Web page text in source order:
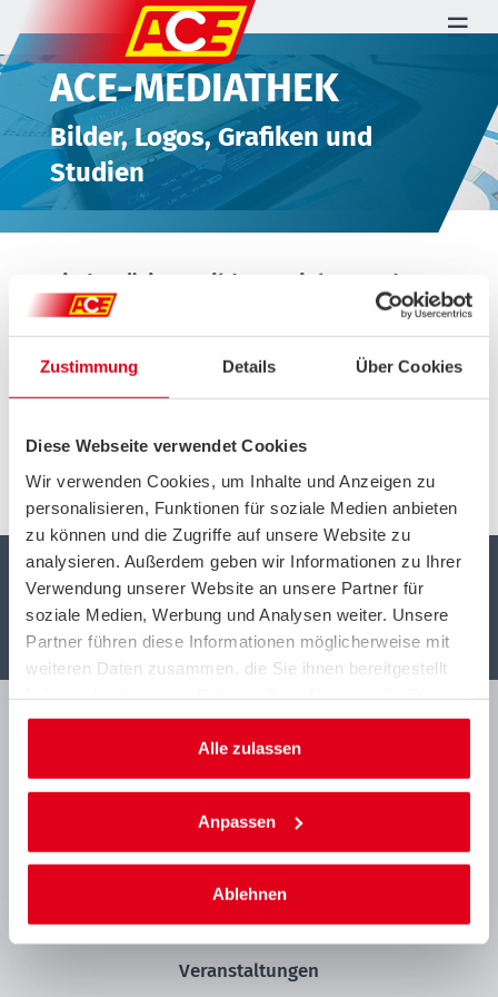
Zustimmung Details Über Cookies
Diese Webseite verwendet Cookies
Wir verwenden Cookies, um Inhalte und Anzeigen zu
personalisieren, Funktionen für soziale Medien anbieten
zu können und die Zugriffe auf unsere Website zu
analysieren. Außerdem geben wir Informationen zu Ihrer
Verwendung unserer Website an unsere Partner für
soziale Medien, Werbung und Analysen weiter. Unsere
Partner führen diese Informationen möglicherweise mit
weiteren Daten zusammen, die Sie ihnen bereitgestellt
gesammelt haben.
Alle zulassen
Anpassen
Ablehnen
☰
ACE-MEDIATHEK
Bilder, Logos, Grafiken und
Studien
Sie benötigen Bildmaterial? Wenden
Sie sich gerne an unsere Pressestelle:
ACE Presse- und Öffentlichkeitsarbeit
Invalidenstraße 29
10115 Berlin
presse@ace.de
Notruf oder Panne
+49 711 530 34 35 36
täglich 24 Stunden erreichbar
ACE Auto Club Europa
ACE LENKRAD
Partnerportal
Datenschutz
Veranstaltungen